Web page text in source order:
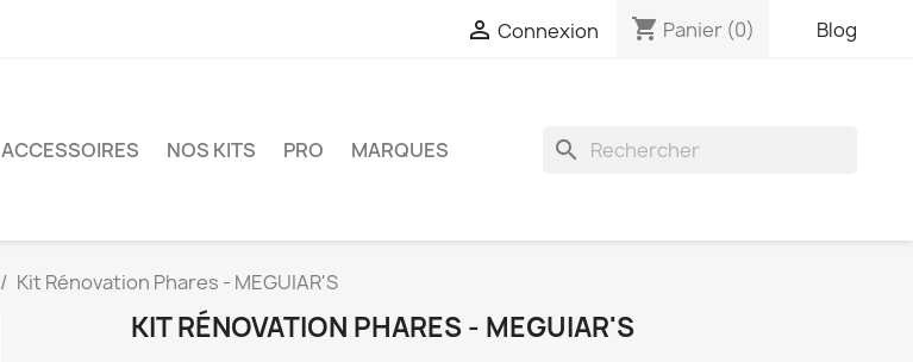
 Connexion shopping_cart Panier (0) Blog
ACCESSOIRES NOS KITS PRO MARQUES search
Kit Rénovation Phares - MEGUIAR'S
KIT RÉNOVATION PHARES - MEGUIAR'S